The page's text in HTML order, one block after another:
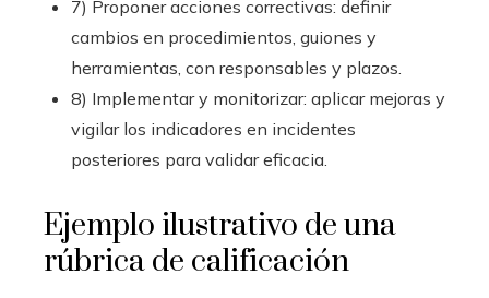
7) Proponer acciones correctivas: definir
cambios en procedimientos, guiones y
herramientas, con responsables y plazos.
8) Implementar y monitorizar: aplicar mejoras y
vigilar los indicadores en incidentes
posteriores para validar eficacia.
Ejemplo ilustrativo de una
rúbrica de calificación